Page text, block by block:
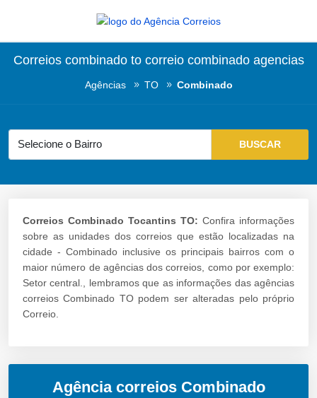
Correios combinado to correio combinado agencias
Agências TO Combinado
Correios Combinado Tocantins TO: Confira informações
sobre as unidades dos correios que estão localizadas na
cidade - Combinado inclusive os principais bairros com o
maior número de agências dos correios, como por exemplo:
Setor central., lembramos que as informações das agências
correios Combinado TO podem ser alteradas pelo próprio
Correio.
Agência correios Combinado